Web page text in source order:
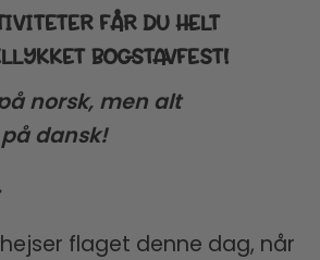
FÅR DU HELT
BOGSTAVFEST!
norsk, men alt
dansk!
flaget denne dag, når